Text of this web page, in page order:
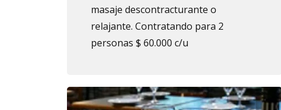
masaje descontracturante o
relajante. Contratando para 2
personas $ 60.000 c/u